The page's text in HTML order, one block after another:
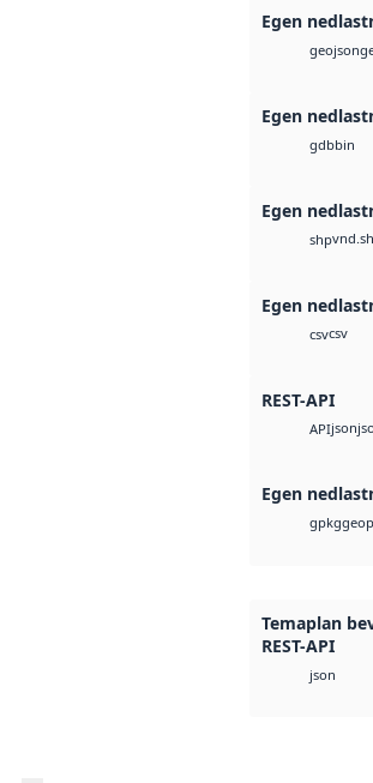
Egen
geojson
Egen
gdbbin
Egen
shp
Egen
csvcsv
REST-API
APIjson
Egen
gpkg
Temaplan
REST-API
json